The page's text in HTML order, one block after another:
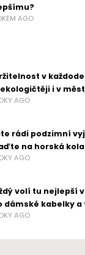
AGO
v
i v
AGO
rádi podzimní
na horská kola
AGO
volí tu nejlepší
dámské kabelky a
AGO